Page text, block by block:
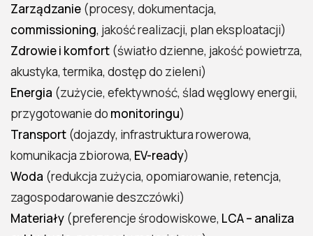
Zarządzanie (procesy, dokumentacja,
commissioning, jakość realizacji, plan eksploatacji)
Zdrowie i komfort (światło dzienne, jakość powietrza,
akustyka, termika, dostęp do zieleni)
Energia (zużycie, efektywność, ślad węglowy energii,
przygotowanie do monitoringu)
Transport (dojazdy, infrastruktura rowerowa,
komunikacja zbiorowa, EV-ready)
Woda (redukcja zużycia, opomiarowanie, retencja,
zagospodarowanie deszczówki)
Materiały (preferencje środowiskowe, LCA – analiza
Krótkie „do zrobienia” na start
Esencja podejścia „BREEAM-by-design”
Wartość dla inwestora, najemcy i miasta
Dlaczego BREEAM podnosi wartość aktywa,
a nie tylko „zielony wizerunek”
Najemcy zdrowie, produktywność i
przewidywalność kosztów
Miasto i wspólnota czystsze powietrze,
niższe szczyty zużycia, lepsza urbanistyka
OPEX, CAPEX i TCO – gdzie pojawia się